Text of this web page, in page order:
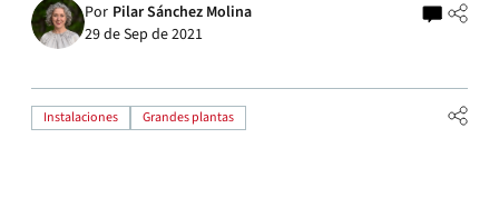
Por Pilar Sánchez Molina
29 de Sep de 2021
Instalaciones Grandes plantas